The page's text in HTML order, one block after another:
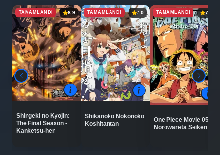
TAMAMLANDI 8.9
Shingeki no Kyojin:
The Final Season -
Kanketsu-hen
TAMAMLANDI 7.0
Shikanoko Nokonoko
Koshitantan
TAMAMLANDI 7.1
One Piece Movie 05:
Norowareta Seiken